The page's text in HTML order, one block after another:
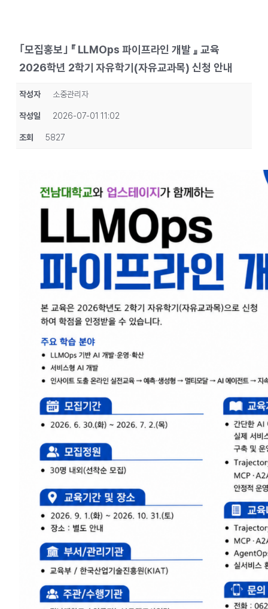
｢모집홍보｣ 『 LLMOps 파이프라인 개발 』 교육
2026학년 2학기 자유학기(자유교과목) 신청 안내
작성자 소중관리자
작성일 2026-07-01 11:02
조회 5827